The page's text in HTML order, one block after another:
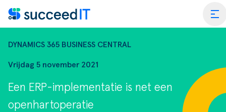
Central
DYNAMICS 365 BUSINESS CENTRAL
Vrijdag 5 november 2021
Een ERP-implementatie is net een
openhartoperatie